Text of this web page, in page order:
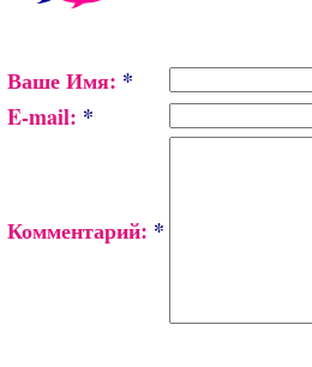
Ваше Имя: *
E-mail: *
Комментарий: *